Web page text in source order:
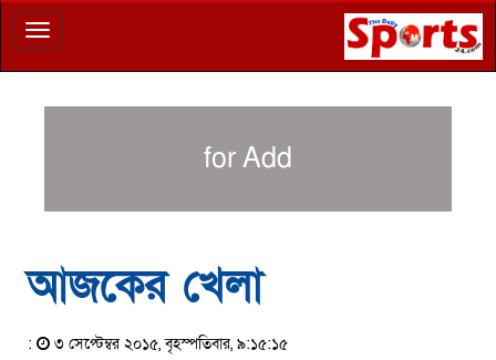
Toggle
navigation
for Add
আজকের খেলা
: ৩ সেপ্টেম্বর ২০১৫, বৃহস্পতিবার, ৯:১৫:১৫